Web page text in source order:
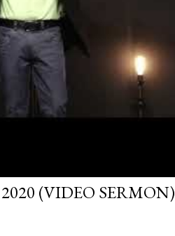
(VIDEO SERMON)